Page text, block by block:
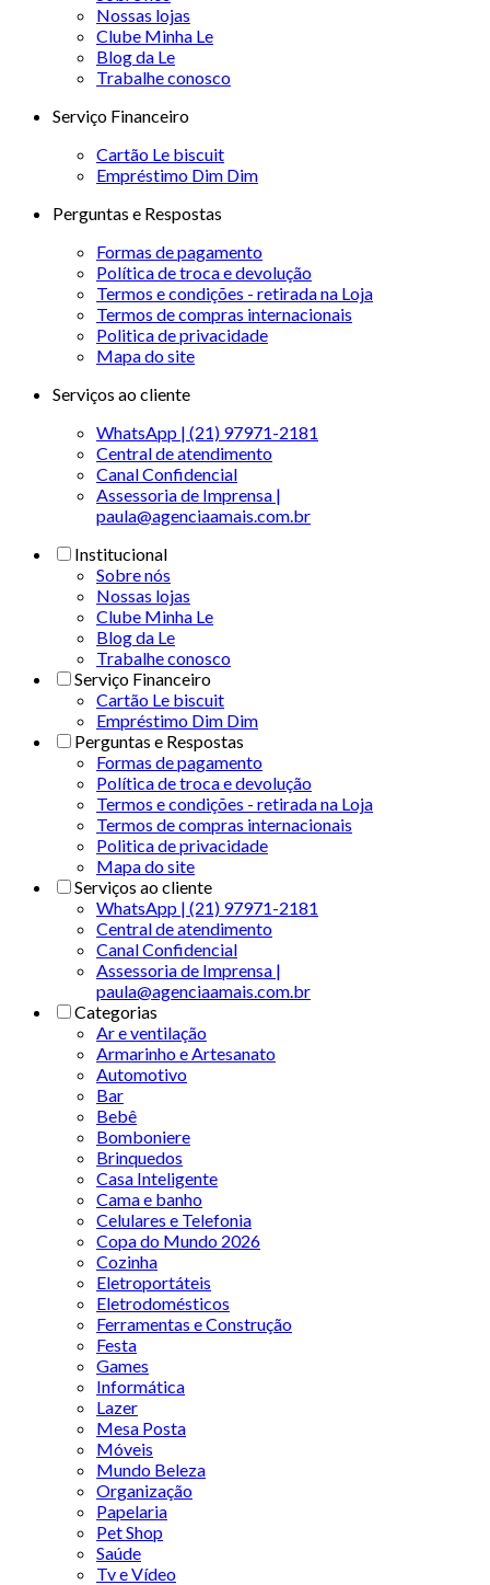
Nossas lojas
Clube Minha Le
Blog da Le
Trabalhe conosco
Serviço Financeiro
Cartão Le biscuit
Empréstimo Dim Dim
Perguntas e Respostas
Formas de pagamento
Política de troca e devolução
Termos e condições - retirada na Loja
Termos de compras internacionais
Politica de privacidade
Mapa do site
Serviços ao cliente
WhatsApp | (21) 97971-2181
Central de atendimento
Canal Confidencial
Assessoria de Imprensa |
paula@agenciaamais.com.br
Institucional
Sobre nós
Nossas lojas
Clube Minha Le
Blog da Le
Trabalhe conosco
Serviço Financeiro
Cartão Le biscuit
Empréstimo Dim Dim
Perguntas e Respostas
Formas de pagamento
Política de troca e devolução
Termos e condições - retirada na Loja
Termos de compras internacionais
Politica de privacidade
Mapa do site
Serviços ao cliente
WhatsApp | (21) 97971-2181
Central de atendimento
Canal Confidencial
Assessoria de Imprensa |
paula@agenciaamais.com.br
Categorias
Ar e ventilação
Armarinho e Artesanato
Automotivo
Bar
Bebê
Bomboniere
Brinquedos
Casa Inteligente
Cama e banho
Celulares e Telefonia
Copa do Mundo 2026
Cozinha
Eletroportáteis
Eletrodomésticos
Ferramentas e Construção
Festa
Games
Informática
Lazer
Mesa Posta
Móveis
Mundo Beleza
Organização
Papelaria
Pet Shop
Saúde
Tv e Vídeo